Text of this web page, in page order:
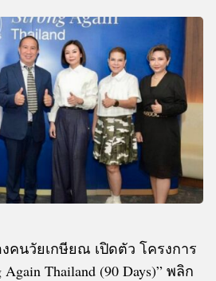
คนวัยเกษียณ เปิดตัว โครงการ
Thailand (90 Days)” พลิก